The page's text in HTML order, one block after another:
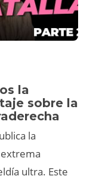
la
sobre la
la
ultra. Este